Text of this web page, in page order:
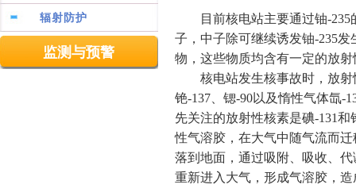
辐射防护
监测与预警
目前核电站主要通过铀-235
子，中子除可继续诱发铀-235
物，这些物质均含有一定的放射
核电站发生核事故时，放射
铯-137、锶-90以及惰性气体氙-
先关注的放射性核素是碘-131
性气溶胶，在大气中随气流而
落到地面，通过吸附、吸收、
重新进入大气，形成气溶胶，